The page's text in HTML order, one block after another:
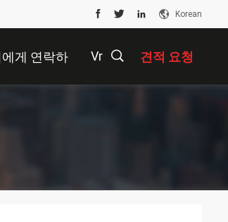
Korean
게 연락하 Vr 견적 요청